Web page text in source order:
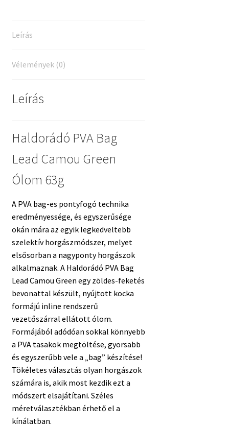
Leírás
Vélemények (0)
Leírás
Haldorádó PVA Bag
Lead Camou Green
Ólom 63g
A PVA bag-es pontyfogó technika
eredményessége, és egyszerűsége
okán mára az egyik legkedveltebb
szelektív horgászmódszer, melyet
elsősorban a nagyponty horgászok
alkalmaznak. A Haldorádó PVA Bag
Lead Camou Green egy zöldes-feketés
bevonattal készült, nyújtott kocka
formájú inline rendszerű
vezetőszárral ellátott ólom.
Formájából adódóan sokkal könnyebb
a PVA tasakok megtöltése, gyorsabb
és egyszerűbb vele a „bag” készítése!
Tökéletes választás olyan horgászok
számára is, akik most kezdik ezt a
módszert elsajátítani. Széles
méretválasztékban érhető el a
kínálatban.